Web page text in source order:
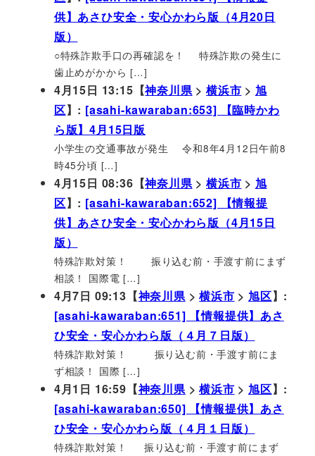
供】あさひ安全・安心かわら版（4月20日
版）
○特殊詐欺手口の再確認を！ 特殊詐欺の発生に
歯止めがかから […]
4月15日 13:15【神奈川県>横浜市 > 旭
区】: [asahi-kawaraban:653] 【臨時かわ
ら版】4月15日版
小学生の交通事故が発生 令和8年4月12日午前8
時45分頃 […]
4月15日 08:36【神奈川県>横浜市 > 旭
区】: [asahi-kawaraban:652] 【情報提
供】あさひ安全・安心かわら版（4月15日
版）
特殊詐欺対策！ 振り込む前・手渡す前にまず
相談！ 国際電 […]
4月7日 09:13【神奈川県>横浜市 > 旭区】:
[asahi-kawaraban:651] 【情報提供】あさ
ひ安全・安心かわら版（４月７日版）
特殊詐欺対策！ 振り込む前・手渡す前にま
ず相談！ 国際 […]
4月1日 16:59【神奈川県>横浜市 > 旭区】:
[asahi-kawaraban:650] 【情報提供】あさ
ひ安全・安心かわら版（４月１日版）
特殊詐欺対策！ 振り込む前・手渡す前にまず